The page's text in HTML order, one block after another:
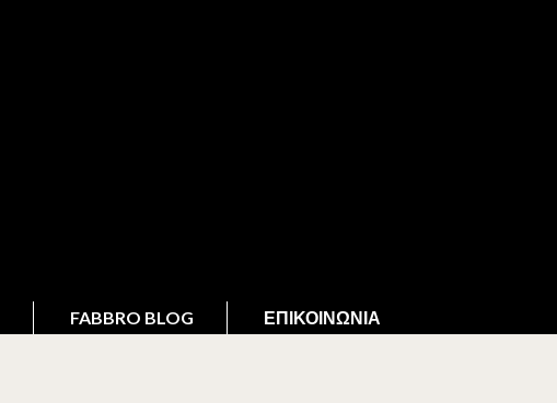
FABBRO BLOG ΕΠΙΚΟΙΝΩΝΊΑ